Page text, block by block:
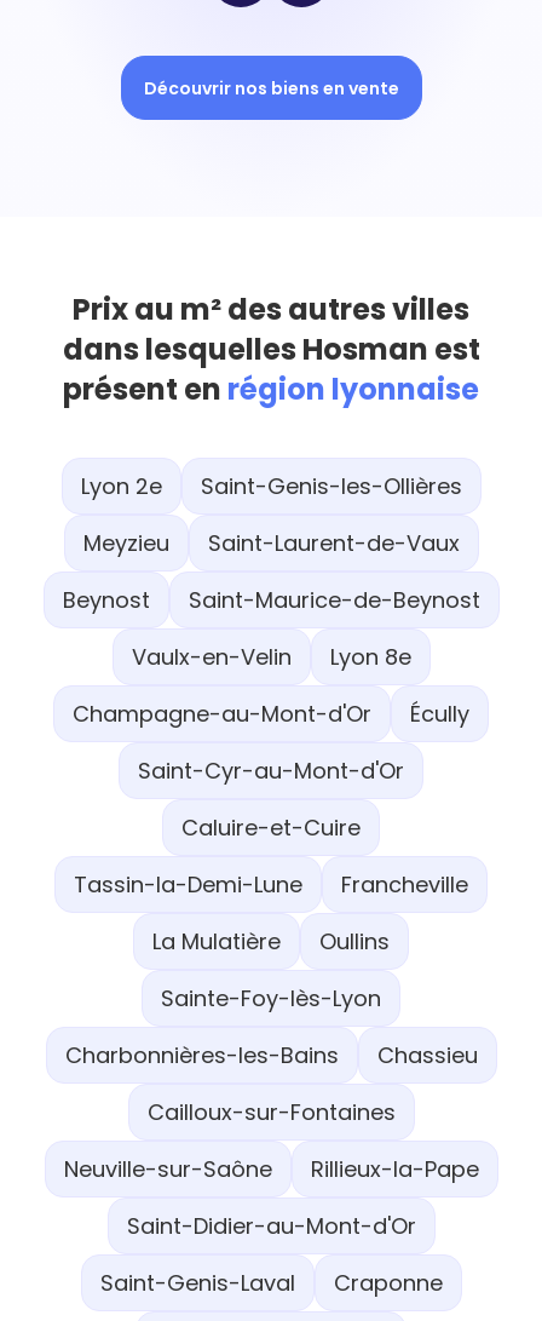
Découvrir nos biens en vente
Prix au m² des autres villes
dans lesquelles Hosman est
présent en région lyonnaise
Lyon 2e
Saint-Genis-les-Ollières
Meyzieu
Saint-Laurent-de-Vaux
Beynost
Saint-Maurice-de-Beynost
Vaulx-en-Velin
Lyon 8e
Champagne-au-Mont-d'Or
Écully
Saint-Cyr-au-Mont-d'Or
Caluire-et-Cuire
Tassin-la-Demi-Lune
Francheville
La Mulatière
Oullins
Sainte-Foy-lès-Lyon
Charbonnières-les-Bains
Chassieu
Cailloux-sur-Fontaines
Neuville-sur-Saône
Rillieux-la-Pape
Saint-Didier-au-Mont-d'Or
Saint-Genis-Laval
Craponne